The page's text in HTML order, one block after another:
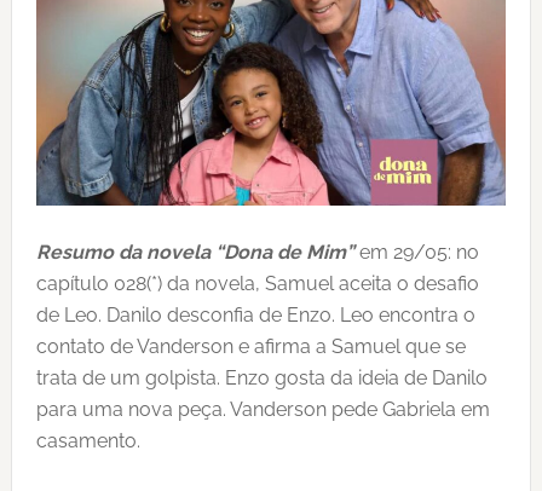
Resumo da novela “Dona de Mim”em 29/05: no
capítulo 028(*) da novela, Samuel aceita o desafio
de Leo. Danilo desconfia de Enzo. Leo encontra o
contato de Vanderson e afirma a Samuel que se
trata de um golpista. Enzo gosta da ideia de Danilo
para uma nova peça. Vanderson pede Gabriela em
casamento.